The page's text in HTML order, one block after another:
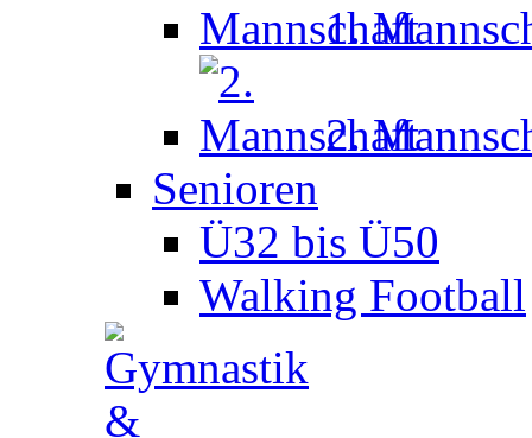
1.
2.
Senioren
Ü32 bis Ü50
Walking Football